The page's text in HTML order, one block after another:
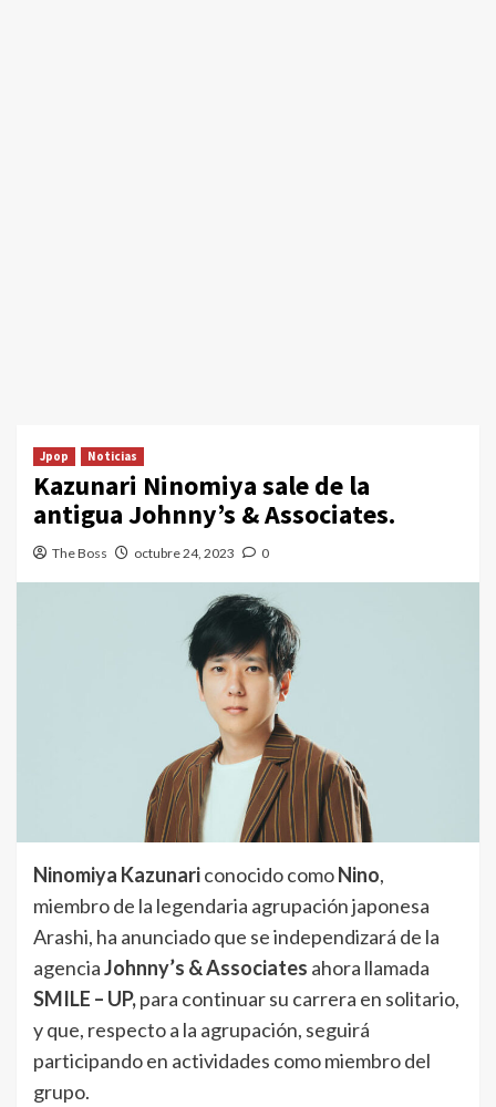
Jpop Noticias
Kazunari Ninomiya sale de la
antigua Johnny’s & Associates.
The Boss octubre 24, 2023 0
Ninomiya Kazunariconocido comoNino,
miembro de la legendaria agrupación japonesa
Arashi, ha anunciado que se independizará de la
agenciaJohnny’s & Associates ahora llamada
SMILE – UP,para continuar su carrera en solitario,
y que, respecto a la agrupación, seguirá
participando en actividades como miembro del
grupo.